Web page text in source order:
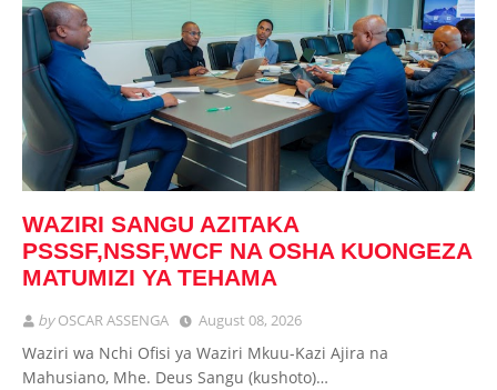
WAZIRI SANGU AZITAKA
PSSSF,NSSF,WCF NA OSHA KUONGEZA
MATUMIZI YA TEHAMA
byOSCAR ASSENGA August 08, 2026
Waziri wa Nchi Ofisi ya Waziri Mkuu-Kazi Ajira na
Mahusiano, Mhe. Deus Sangu (kushoto)…